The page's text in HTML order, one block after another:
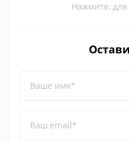
Нажмите,
Ваше имя*
Ваш email*